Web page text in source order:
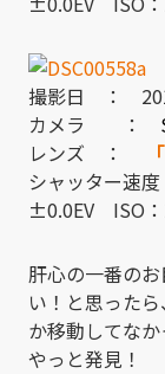
撮影日 ：
カメラ ：
レンズ ：
シャッター速
±0.0EV ISO
肝心の一番の
い！と思った
か移動してな
やっと発見！